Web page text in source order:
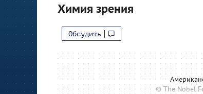
Химия зрения
Обсудить
© The Nobel